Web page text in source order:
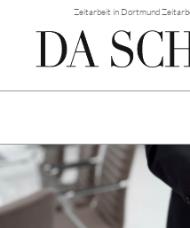
Zeitarbeit in Dortmund